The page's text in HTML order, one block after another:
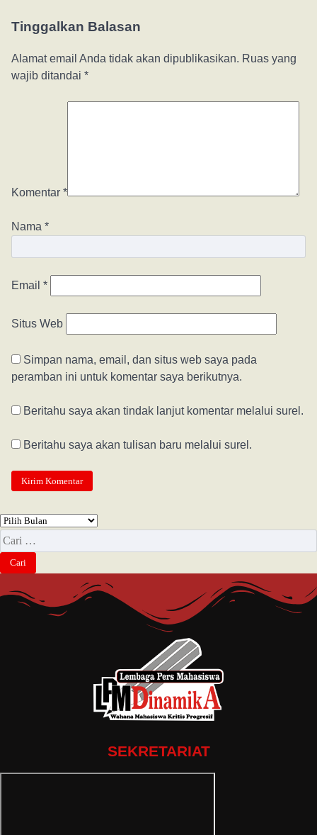
Tinggalkan Balasan
Alamat email Anda tidak akan dipublikasikan. Ruas yang
wajib ditandai *
Komentar *
Nama *
Email *
Situs Web
Simpan nama, email, dan situs web saya pada
peramban ini untuk komentar saya berikutnya.
Beritahu saya akan tindak lanjut komentar melalui surel.
Beritahu saya akan tulisan baru melalui surel.
SEKRETARIAT